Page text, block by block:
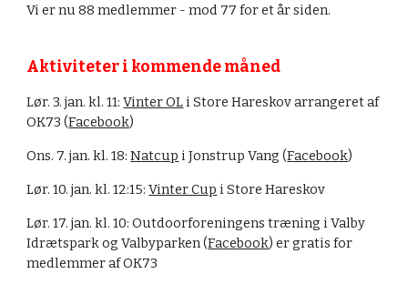
Vi er nu 88 medlemmer - mod 77 for et år siden.
Aktiviteter i kommende måned
Lør. 3. jan. kl. 11:Vinter OL i Store Hareskov arrangeret af
OK73 (Facebook)
Ons. 7. jan. kl. 18:Natcup i Jonstrup Vang (Facebook)
Lør. 10. jan. kl. 12:15:Vinter Cup i Store Hareskov
Lør. 17. jan. kl. 10: Outdoorforeningens træning i Valby
Idrætspark og Valbyparken (Facebook) er gratis for
medlemmer af OK73